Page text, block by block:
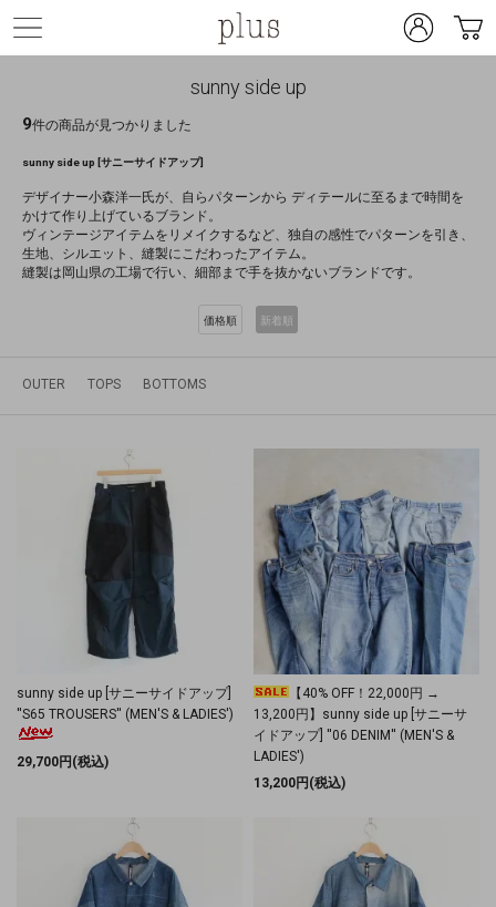
sunny side up
9件の商品が見つかりました
sunny side up [サニーサイドアップ]
デザイナー小森洋一氏が、自らパターンから ディテールに至るまで時間を
かけて作り上げているブランド。
ヴィンテージアイテムをリメイクするなど、独自の感性でパターンを引き、
生地、シルエット、縫製にこだわったアイテム。
縫製は岡山県の工場で行い、細部まで手を抜かないブランドです。
価格順 新着順
OUTER TOPS BOTTOMS
sunny side up [サニーサイドアップ]
''S65 TROUSERS'' (MEN'S & LADIES')
29,700円(税込)
【40% OFF！22,000円 →
13,200円】sunny side up [サニーサ
イドアップ] ''06 DENIM'' (MEN'S &
LADIES')
13,200円(税込)